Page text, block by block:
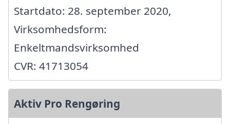
Startdato: 28. september 2020,
Virksomhedsform:
Enkeltmandsvirksomhed
CVR: 41713054
Aktiv Pro Rengøring